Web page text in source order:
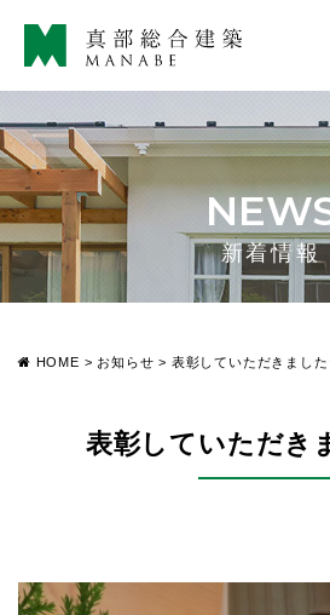
新着情報
HOME > お知らせ > 表彰していただきまし
表彰していただき